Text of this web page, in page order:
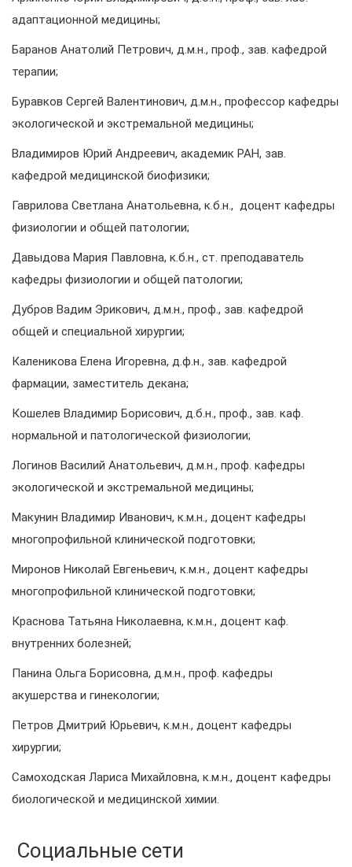
адаптационной медицины;
Баранов Анатолий Петрович, д.м.н., проф., зав. кафедрой
терапии;
Буравков Сергей Валентинович, д.м.н., профессор кафедры
экологической и экстремальной медицины;
Владимиров Юрий Андреевич, академик РАН, зав.
кафедрой медицинской биофизики;
Гаврилова Светлана Анатольевна, к.б.н., доцент кафедры
физиологии и общей патологии;
Давыдова Мария Павловна, к.б.н., ст. преподаватель
кафедры физиологии и общей патологии;
Дубров Вадим Эрикович, д.м.н., проф., зав. кафедрой
общей и специальной хирургии;
Каленикова Елена Игоревна, д.ф.н., зав. кафедрой
фармации, заместитель декана;
Кошелев Владимир Борисович, д.б.н., проф., зав. каф.
нормальной и патологической физиологии;
Логинов Василий Анатольевич, д.м.н., проф. кафедры
экологической и экстремальной медицины;
Макунин Владимир Иванович, к.м.н., доцент кафедры
многопрофильной клинической подготовки;
Миронов Николай Евгеньевич, к.м.н., доцент кафедры
многопрофильной клинической подготовки;
Краснова Татьяна Николаевна, к.м.н., доцент каф.
внутренних болезней;
Панина Ольга Борисовна, д.м.н., проф. кафедры
акушерства и гинекологии;
Петров Дмитрий Юрьевич, к.м.н., доцент кафедры
хирургии;
Самоходская Лариса Михайловна, к.м.н., доцент кафедры
биологической и медицинской химии.
Социальные сети